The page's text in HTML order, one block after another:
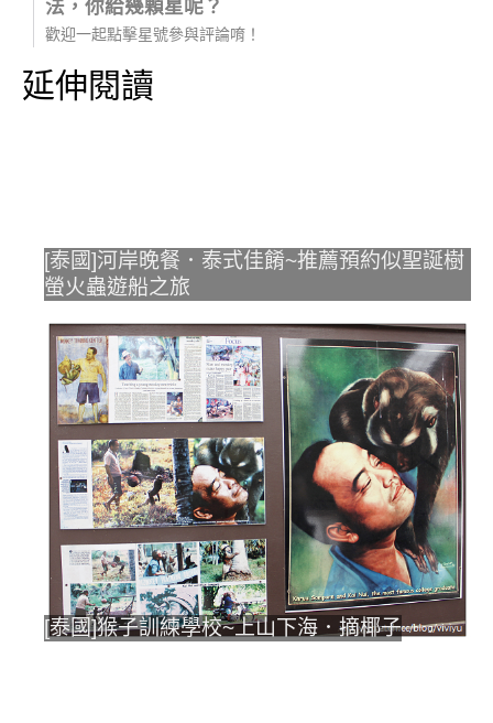
法，你給幾顆星呢？
歡迎一起點擊星號參與評論唷！
延伸閱讀
[泰國]河岸晚餐．泰式佳餚~推薦預約似聖誕樹
螢火蟲遊船之旅
[泰國]猴子訓練學校~上山下海．摘椰子